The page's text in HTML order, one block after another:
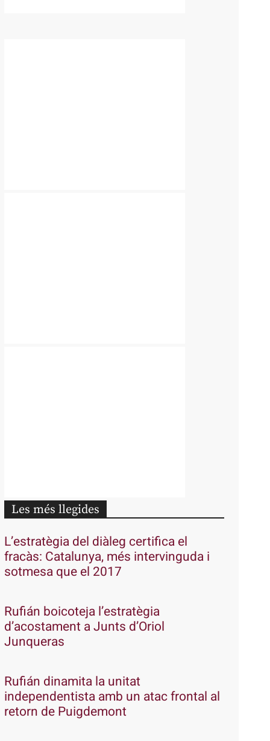
Les més llegides
L’estratègia del diàleg certifica el
fracàs: Catalunya, més intervinguda i
sotmesa que el 2017
Rufián boicoteja l’estratègia
d’acostament a Junts d’Oriol
Junqueras
Rufián dinamita la unitat
independentista amb un atac frontal al
retorn de Puigdemont